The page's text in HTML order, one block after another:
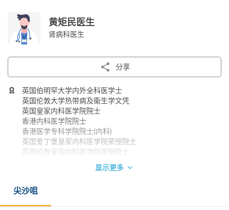
黄矩民医生
肾病科医生
分享
英国伯明罕大学内外全科医学士
英国伦敦大学热带病及衞生学文凭
英国皇家内科医学院院士
香港内科医学院院士
香港医学专科学院院士(内科)
英国爱丁堡皇家内科医学院荣授院士
英国伦敦皇家内科医学院荣授院士
显示更多
尖沙咀